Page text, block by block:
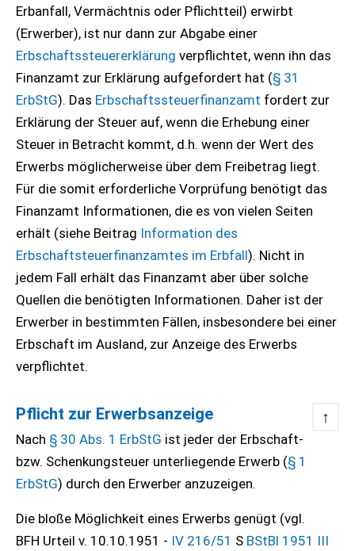
Erbanfall, Vermächtnis oder Pflichtteil) erwirbt
(Erwerber), ist nur dann zur Abgabe einer
Erbschaftssteuererklärung verpflichtet, wenn ihn das
Finanzamt zur Erklärung aufgefordert hat (§ 31
ErbStG). Das Erbschaftssteuerfinanzamt fordert zur
Erklärung der Steuer auf, wenn die Erhebung einer
Steuer in Betracht kommt, d.h. wenn der Wert des
Erwerbs möglicherweise über dem Freibetrag liegt.
Für die somit erforderliche Vorprüfung benötigt das
Finanzamt Informationen, die es von vielen Seiten
erhält (siehe Beitrag Information des
Erbschaftsteuerfinanzamtes im Erbfall). Nicht in
jedem Fall erhält das Finanzamt aber über solche
Quellen die benötigten Informationen. Daher ist der
Erwerber in bestimmten Fällen, insbesondere bei einer
Erbschaft im Ausland, zur Anzeige des Erwerbs
verpflichtet.
Pflicht zur Erwerbsanzeige ↑
Nach § 30 Abs. 1 ErbStG ist jeder der Erbschaft-
bzw. Schenkungsteuer unterliegende Erwerb (§ 1
ErbStG) durch den Erwerber anzuzeigen.
Die bloße Möglichkeit eines Erwerbs genügt (vgl.
BFH Urteil v. 10.10.1951 - IV 216/51 S BStBl 1951 III